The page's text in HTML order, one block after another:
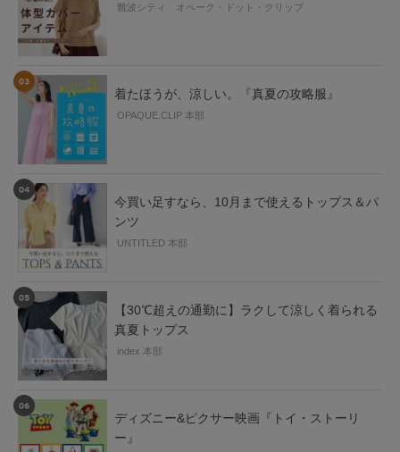
難波シティ オペーク・ドット・クリップ
着たほうが、涼しい。『真夏の攻略服』
OPAQUE.CLIP 本部
今買い足すなら、10月まで使えるトップス＆パ
ンツ
UNTITLED 本部
【30℃超えの通勤に】ラクして涼しく着られる
真夏トップス
index 本部
ディズニー&ピクサー映画『トイ・ストーリ
ー』